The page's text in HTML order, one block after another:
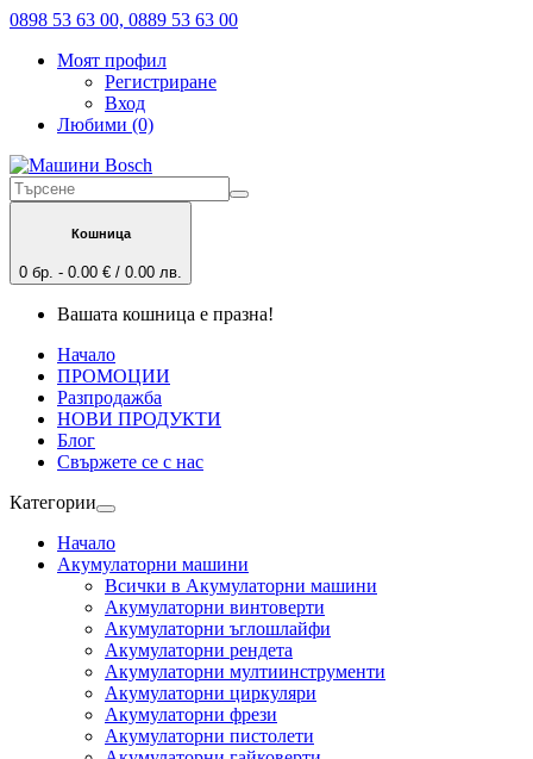
0898 53 63 00, 0889 53 63 00
Моят профил
Регистриране
Вход
Любими (0)
Кошница
0 бр. - 0.00 € / 0.00 лв.
Вашата кошница е празна!
Начало
ПРОМОЦИИ
Разпродажба
НОВИ ПРОДУКТИ
Блог
Свържете се с нас
Категории
Начало
Акумулаторни машини
Всички в Акумулаторни машини
Акумулаторни винтоверти
Акумулаторни ъглошлайфи
Акумулаторни рендета
Акумулаторни мултиинструменти
Акумулаторни циркуляри
Акумулаторни фрези
Акумулаторни пистолети